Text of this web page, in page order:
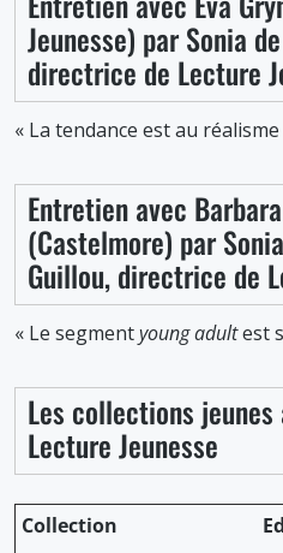
Jeunesse) par Sonia
directrice de Lecture
« La tendance est au
Entretien avec
(Castelmore) par
Guillou, directrice de
« Le segmentyoung adultest
Les collections
Lecture Jeunesse
Collection